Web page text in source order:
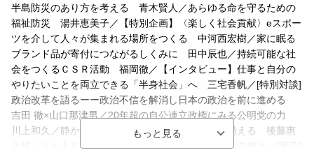
半島防災のあり方を考える 青木賢人／あらゆる命を守るための
福祉防災 湯井恵美子／【特別企画】〈楽しく社会貢献〉eスポー
ツを介して人々が集まれる場所をつくる 中河西宏樹／家に眠る
ブランド品が寄付につながるしくみに 田中辰也／持続可能な社
会をつくるＣＳＲ活動 福岡徹／【インタビュー】仕事と自分の
やりたいことを両立できる「半身社会」へ 三宅香帆／[特別対談]
政治改革を語るーー政治不信を解消し日本の政治を前に進める
吉田 徹×山口那津男／20年超の自公連立政権にみる公明党の力
川上和久／静かなる危機ーー「警固断層地震」に備える 後藤惠
之輔／人と人を結び直す利他とケアのまなざし 近内悠太／[寄稿]